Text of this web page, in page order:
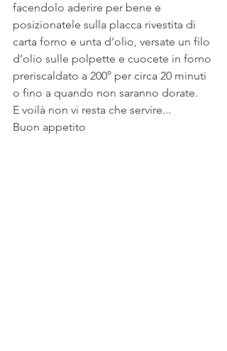
facendolo aderire per bene e
posizionatele sulla placca rivestita di
carta forno e unta d’olio, versate un filo
d’olio sulle polpette e cuocete in forno
preriscaldato a 200° per circa 20 minuti
o fino a quando non saranno dorate.
E voilà non vi resta che servire...
Buon appetito